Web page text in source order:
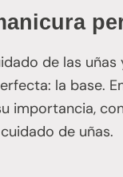
de las
la base.
importancia,
de uñas.